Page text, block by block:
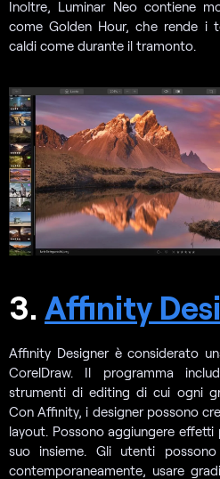
Inoltre, Luminar Neo contiene
come Golden Hour, che rende i
caldi come durante il tramonto.
3. Affinity
Affinity Designer è considerato
CorelDraw. Il programma
strumenti di editing di cui ogni
Con Affinity, i designer possono
layout. Possono aggiungere effetti
suo insieme. Gli utenti
contemporaneamente, usare